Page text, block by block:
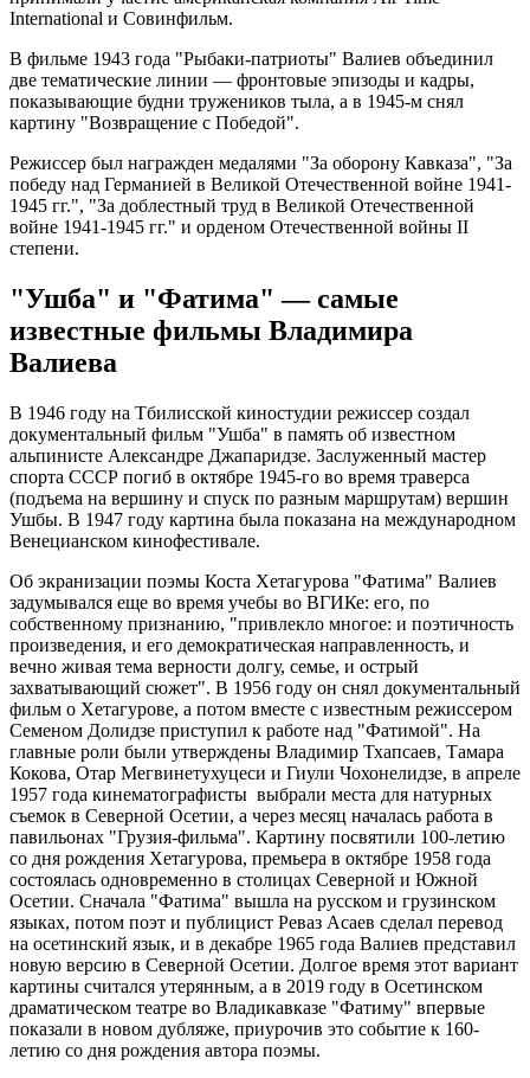
International и Совинфильм.
В фильме 1943 года "Рыбаки-патриоты" Валиев объединил
две тематические линии — фронтовые эпизоды и кадры,
показывающие будни тружеников тыла, а в 1945-м снял
картину "Возвращение с Победой".
Режиссер был награжден медалями "За оборону Кавказа", "За
победу над Германией в Великой Отечественной войне 1941-
1945 гг.", "За доблестный труд в Великой Отечественной
войне 1941-1945 гг." и орденом Отечественной войны II
степени.
"Ушба" и "Фатима" — самые
известные фильмы Владимира
Валиева
В 1946 году на Тбилисской киностудии режиссер создал
документальный фильм "Ушба" в память об известном
альпинисте Александре Джапаридзе. Заслуженный мастер
спорта СССР погиб в октябре 1945-го во время траверса
(подъема на вершину и спуск по разным маршрутам) вершин
Ушбы. В 1947 году картина была показана на международном
Венецианском кинофестивале.
Об экранизации поэмы Коста Хетагурова "Фатима" Валиев
задумывался еще во время учебы во ВГИКе: его, по
собственному признанию, "привлекло многое: и поэтичность
произведения, и его демократическая направленность, и
вечно живая тема верности долгу, семье, и острый
захватывающий сюжет". В 1956 году он снял документальный
фильм о Хетагурове, а потом вместе с известным режиссером
Семеном Долидзе приступил к работе над "Фатимой". На
главные роли были утверждены Владимир Тхапсаев, Тамара
Кокова, Отар Мегвинетухуцеси и Гиули Чохонелидзе, в апреле
1957 года кинематографисты выбрали места для натурных
съемок в Северной Осетии, а через месяц началась работа в
павильонах "Грузия-фильма". Картину посвятили 100-летию
со дня рождения Хетагурова, премьера в октябре 1958 года
состоялась одновременно в столицах Северной и Южной
Осетии. Сначала "Фатима" вышла на русском и грузинском
языках, потом поэт и публицист Реваз Асаев сделал перевод
на осетинский язык, и в декабре 1965 года Валиев представил
новую версию в Северной Осетии. Долгое время этот вариант
картины считался утерянным, а в 2019 году в Осетинском
драматическом театре во Владикавказе "Фатиму" впервые
показали в новом дубляже, приурочив это событие к 160-
летию со дня рождения автора поэмы.